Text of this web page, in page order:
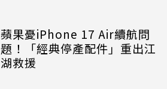
蘋果憂iPhone 17 Air續航問
題！「經典停產配件」重出江
湖救援